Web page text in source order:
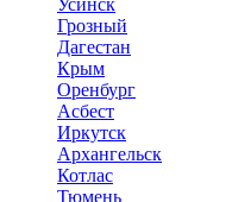
Усинск
Грозный
Дагестан
Крым
Оренбург
Асбест
Иркутск
Архангельск
Котлас
Тюмень